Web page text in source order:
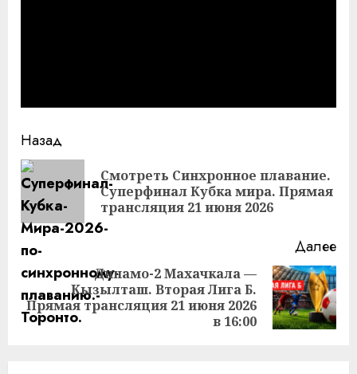
Продолжить
чтение
Назад
Смотреть Синхронное плавание.
Суперфинал Кубка мира. Прямая
трансляция 21 июня 2026
Далее
Следующая
запись:
Динамо-2 Махачкала —
Кызылташ. Вторая Лига Б.
Прямая трансляция 21 июня 2026
в 16:00